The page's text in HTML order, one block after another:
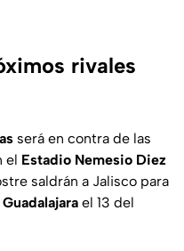
rivales
será en contra de las
el Estadio Nemesio Diez
saldrán a Jalisco para
el 13 del